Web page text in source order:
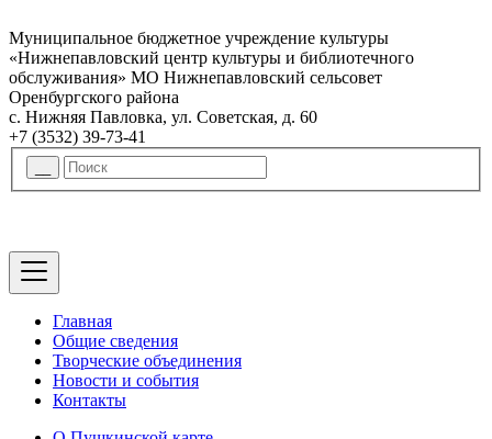
Муниципальное бюджетное учреждение культуры
«Нижнепавловский центр культуры и библиотечного
обслуживания» МО Нижнепавловский сельсовет
Оренбургского района
с. Нижняя Павловка, ул. Советская, д. 60
+7 (3532) 39-73-41
Главная
Общие сведения
Творческие объединения
Новости и события
Контакты